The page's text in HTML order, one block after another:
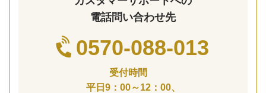
電話問い合わせ先
0570-088-013
受付時間
平日9：00～12：00、